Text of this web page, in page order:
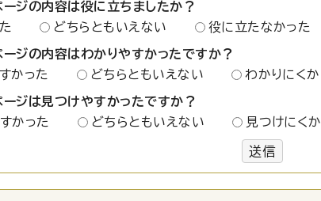
ージの内容は役に立ちましたか？
た
どちらともいえない 役に立たなかった
ージの内容はわかりやすかったですか？
かった
どちらともいえない わかりにくか
ージは見つけやすかったですか？
すかった
どちらともいえない 見つけにく
送信